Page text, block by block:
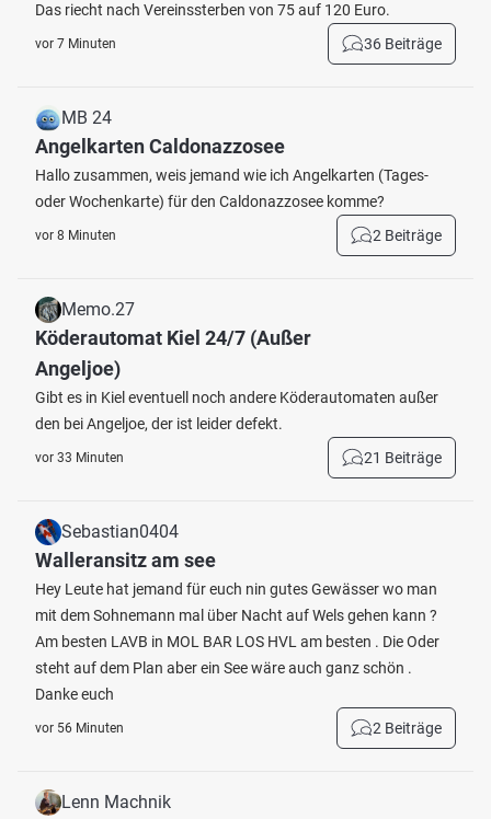
Das riecht nach Vereinssterben von 75 auf 120 Euro.
vor 7 Minuten 36 Beiträge
MB 24
Angelkarten Caldonazzosee
Hallo zusammen, weis jemand wie ich Angelkarten (Tages-
oder Wochenkarte) für den Caldonazzosee komme?
vor 8 Minuten 2 Beiträge
Memo.27
Köderautomat Kiel 24/7 (Außer
Angeljoe)
Gibt es in Kiel eventuell noch andere Köderautomaten außer
den bei Angeljoe, der ist leider defekt.
vor 33 Minuten 21 Beiträge
Sebastian0404
Walleransitz am see
Hey Leute hat jemand für euch nin gutes Gewässer wo man
mit dem Sohnemann mal über Nacht auf Wels gehen kann ?
Am besten LAVB in MOL BAR LOS HVL am besten . Die Oder
steht auf dem Plan aber ein See wäre auch ganz schön .
Danke euch
vor 56 Minuten 2 Beiträge
Lenn Machnik